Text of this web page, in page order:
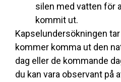
silen med vatten för
kommit ut.
Kapselundersökningen
kommer komma ut den
dag eller de kommande
du kan vara observant på